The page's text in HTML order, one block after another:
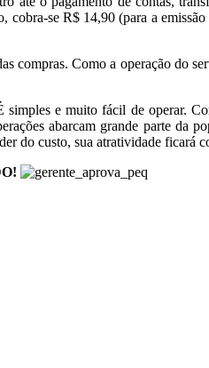
se R$ 14,90 (para a
compras. Como a operação do
e muito fácil de operar.
abarcam grande parte da
do custo, sua atratividade ficará